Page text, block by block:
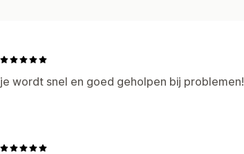
je wordt snel en goed geholpen bij problemen!